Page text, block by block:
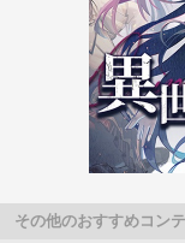
その他のおすすめコン